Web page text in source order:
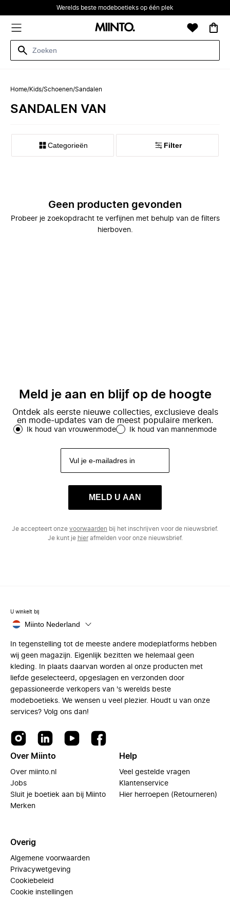
Werelds beste modeboetieks op één plek
Home/Kids/Schoenen/Sandalen
SANDALEN VAN
Categorieën Filter
Geen producten gevonden
Probeer je zoekopdracht te verfijnen met behulp van de filters
hierboven.
Meld je aan en blijf op de hoogte
Ontdek als eerste nieuwe collecties, exclusieve deals
en mode-updates van de meest populaire merken.
Ik houd van vrouwenmode Ik houd van mannenmode
MELD U AAN
Je accepteert onze voorwaarden bij het inschrijven voor de nieuwsbrief.
Je kunt je hierafmelden voor onze nieuwsbrief.
U winkelt bij
Miinto Nederland
In tegenstelling tot de meeste andere modeplatforms hebben
wij geen magazijn. Eigenlijk bezitten we helemaal geen
kleding. In plaats daarvan worden al onze producten met
liefde geselecteerd, opgeslagen en verzonden door
gepassioneerde verkopers van 's werelds beste
modeboetieks. We wensen u veel plezier. Houdt u van onze
services? Volg ons dan!
Over Miinto
Over miinto.nl
Jobs
Sluit je boetiek aan bij Miinto
Merken
Help
Veel gestelde vragen
Klantenservice
Hier herroepen (Retourneren)
Overig
Algemene voorwaarden
Privacywetgeving
Cookiebeleid
Cookie instellingen